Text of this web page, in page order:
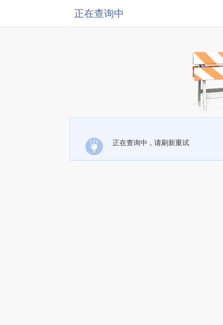
正在查询中
正在查询中，请刷新重试